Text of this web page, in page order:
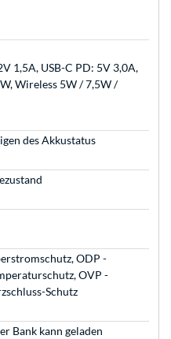
1,5A, USB-C PD: 5V 3,0A,
Wireless 5W / 7,5W /
des Akkustatus
ODP -
OVP -
Schutz
Bank kann geladen